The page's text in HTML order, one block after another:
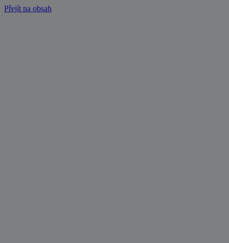
Přejít na obsah